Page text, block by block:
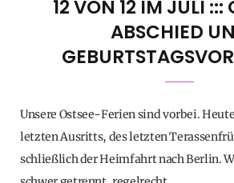
12 VON 12 IM JULI :::
ABSCHIED
Unsere Ostsee-Ferien sind vorbei.
letzten Ausritts, des letzten
schließlich der Heimfahrt nach Berlin.